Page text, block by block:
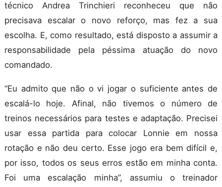
técnico Andrea Trinchieri reconheceu que não
precisava escalar o novo reforço, mas fez a sua
escolha. E, como resultado, está disposto a assumir a
responsabilidade pela péssima atuação do novo
comandado.
“Eu admito que não o vi jogar o suficiente antes de
escalá-lo hoje. Afinal, não tivemos o número de
treinos necessários para testes e adaptação. Precisei
usar essa partida para colocar Lonnie em nossa
rotação e não deu certo. Esse jogo era bem difícil e,
por isso, todos os seus erros estão em minha conta.
Foi uma escalação minha”, assumiu o treinador